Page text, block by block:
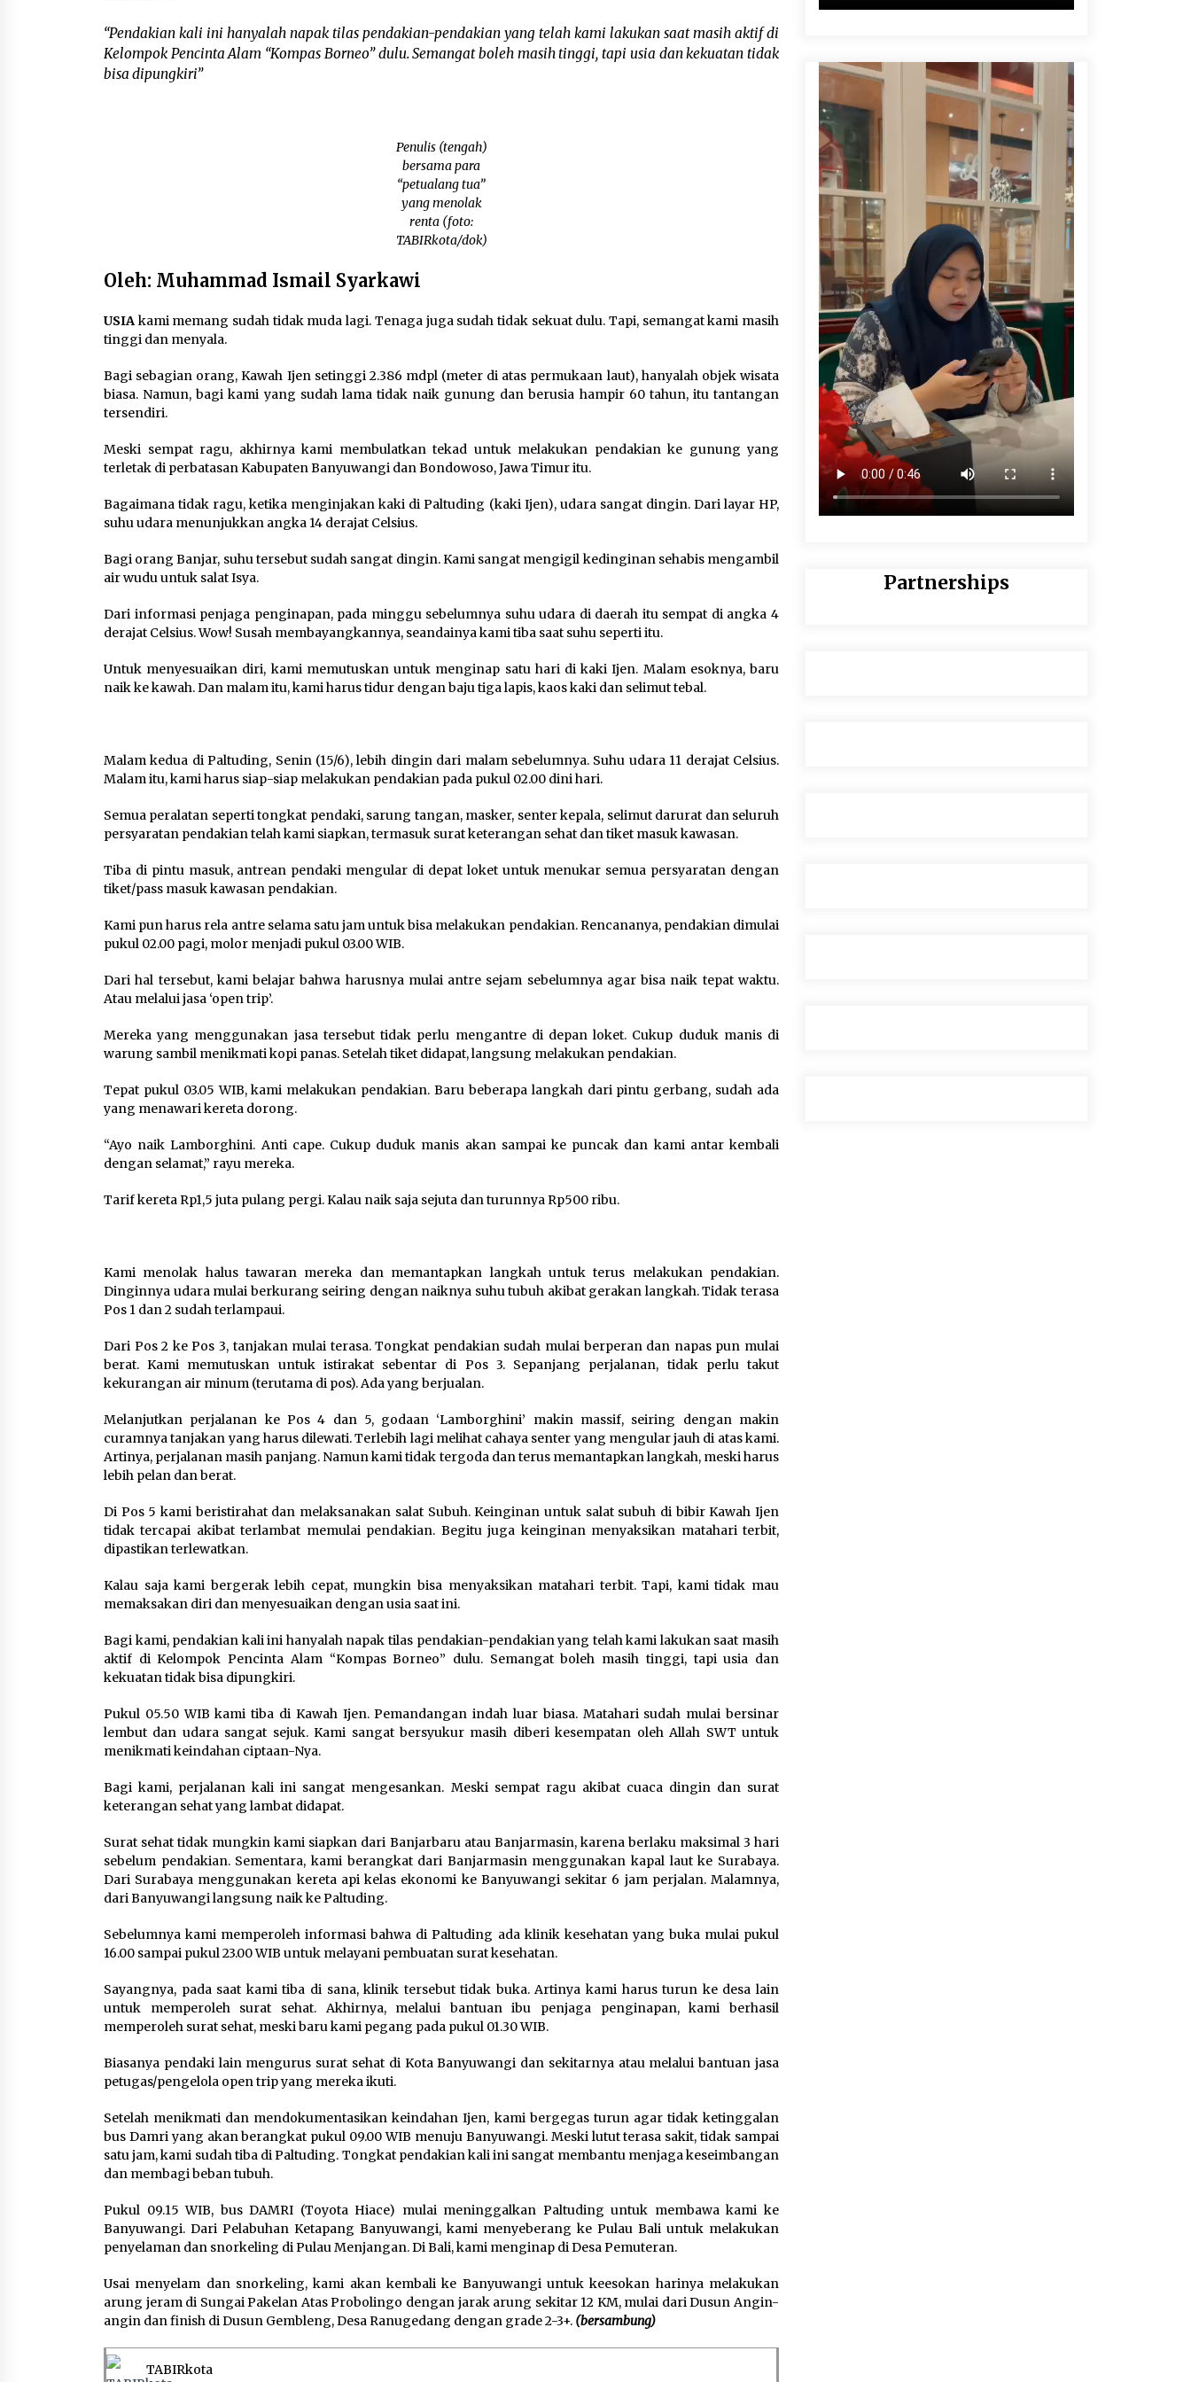
“Pendakian kali ini hanyalah napak tilas pendakian-pendakian yang telah kami lakukan saat masih aktif di
Kelompok Pencinta Alam “Kompas Borneo” dulu. Semangat boleh masih tinggi, tapi usia dan kekuatan tidak
bisa dipungkiri”
Penulis (tengah)
bersama para
“petualang tua”
yang menolak
renta (foto:
TABIRkota/dok)
Oleh: Muhammad Ismail Syarkawi
USIA kami memang sudah tidak muda lagi. Tenaga juga sudah tidak sekuat dulu. Tapi, semangat kami masih
tinggi dan menyala.
Bagi sebagian orang, Kawah Ijen setinggi 2.386 mdpl (meter di atas permukaan laut), hanyalah objek wisata
biasa. Namun, bagi kami yang sudah lama tidak naik gunung dan berusia hampir 60 tahun, itu tantangan
tersendiri.
Meski sempat ragu, akhirnya kami membulatkan tekad untuk melakukan pendakian ke gunung yang
terletak di perbatasan Kabupaten Banyuwangi dan Bondowoso, Jawa Timur itu.
Bagaimana tidak ragu, ketika menginjakan kaki di Paltuding (kaki Ijen), udara sangat dingin. Dari layar HP,
suhu udara menunjukkan angka 14 derajat Celsius.
Bagi orang Banjar, suhu tersebut sudah sangat dingin. Kami sangat mengigil kedinginan sehabis mengambil
air wudu untuk salat Isya.
Dari informasi penjaga penginapan, pada minggu sebelumnya suhu udara di daerah itu sempat di angka 4
derajat Celsius. Wow! Susah membayangkannya, seandainya kami tiba saat suhu seperti itu.
Untuk menyesuaikan diri, kami memutuskan untuk menginap satu hari di kaki Ijen. Malam esoknya, baru
naik ke kawah. Dan malam itu, kami harus tidur dengan baju tiga lapis, kaos kaki dan selimut tebal.
Malam kedua di Paltuding, Senin (15/6), lebih dingin dari malam sebelumnya. Suhu udara 11 derajat Celsius.
Malam itu, kami harus siap-siap melakukan pendakian pada pukul 02.00 dini hari.
Semua peralatan seperti tongkat pendaki, sarung tangan, masker, senter kepala, selimut darurat dan seluruh
persyaratan pendakian telah kami siapkan, termasuk surat keterangan sehat dan tiket masuk kawasan.
Tiba di pintu masuk, antrean pendaki mengular di depat loket untuk menukar semua persyaratan dengan
tiket/pass masuk kawasan pendakian.
Kami pun harus rela antre selama satu jam untuk bisa melakukan pendakian. Rencananya, pendakian dimulai
pukul 02.00 pagi, molor menjadi pukul 03.00 WIB.
Dari hal tersebut, kami belajar bahwa harusnya mulai antre sejam sebelumnya agar bisa naik tepat waktu.
Atau melalui jasa ‘open trip’.
Mereka yang menggunakan jasa tersebut tidak perlu mengantre di depan loket. Cukup duduk manis di
warung sambil menikmati kopi panas. Setelah tiket didapat, langsung melakukan pendakian.
Tepat pukul 03.05 WIB, kami melakukan pendakian. Baru beberapa langkah dari pintu gerbang, sudah ada
yang menawari kereta dorong.
“Ayo naik Lamborghini. Anti cape. Cukup duduk manis akan sampai ke puncak dan kami antar kembali
dengan selamat,” rayu mereka.
Tarif kereta Rp1,5 juta pulang pergi. Kalau naik saja sejuta dan turunnya Rp500 ribu.
Kami menolak halus tawaran mereka dan memantapkan langkah untuk terus melakukan pendakian.
Dinginnya udara mulai berkurang seiring dengan naiknya suhu tubuh akibat gerakan langkah. Tidak terasa
Pos 1 dan 2 sudah terlampaui.
Dari Pos 2 ke Pos 3, tanjakan mulai terasa. Tongkat pendakian sudah mulai berperan dan napas pun mulai
berat. Kami memutuskan untuk istirakat sebentar di Pos 3. Sepanjang perjalanan, tidak perlu takut
kekurangan air minum (terutama di pos). Ada yang berjualan.
Melanjutkan perjalanan ke Pos 4 dan 5, godaan ‘Lamborghini’ makin massif, seiring dengan makin
curamnya tanjakan yang harus dilewati. Terlebih lagi melihat cahaya senter yang mengular jauh di atas kami.
Artinya, perjalanan masih panjang. Namun kami tidak tergoda dan terus memantapkan langkah, meski harus
lebih pelan dan berat.
Di Pos 5 kami beristirahat dan melaksanakan salat Subuh. Keinginan untuk salat subuh di bibir Kawah Ijen
tidak tercapai akibat terlambat memulai pendakian. Begitu juga keinginan menyaksikan matahari terbit,
dipastikan terlewatkan.
Kalau saja kami bergerak lebih cepat, mungkin bisa menyaksikan matahari terbit. Tapi, kami tidak mau
memaksakan diri dan menyesuaikan dengan usia saat ini.
Bagi kami, pendakian kali ini hanyalah napak tilas pendakian-pendakian yang telah kami lakukan saat masih
aktif di Kelompok Pencinta Alam “Kompas Borneo” dulu. Semangat boleh masih tinggi, tapi usia dan
kekuatan tidak bisa dipungkiri.
Pukul 05.50 WIB kami tiba di Kawah Ijen. Pemandangan indah luar biasa. Matahari sudah mulai bersinar
lembut dan udara sangat sejuk. Kami sangat bersyukur masih diberi kesempatan oleh Allah SWT untuk
menikmati keindahan ciptaan-Nya.
Bagi kami, perjalanan kali ini sangat mengesankan. Meski sempat ragu akibat cuaca dingin dan surat
keterangan sehat yang lambat didapat.
Surat sehat tidak mungkin kami siapkan dari Banjarbaru atau Banjarmasin, karena berlaku maksimal 3 hari
sebelum pendakian. Sementara, kami berangkat dari Banjarmasin menggunakan kapal laut ke Surabaya.
Dari Surabaya menggunakan kereta api kelas ekonomi ke Banyuwangi sekitar 6 jam perjalan. Malamnya,
dari Banyuwangi langsung naik ke Paltuding.
Sebelumnya kami memperoleh informasi bahwa di Paltuding ada klinik kesehatan yang buka mulai pukul
16.00 sampai pukul 23.00 WIB untuk melayani pembuatan surat kesehatan.
Sayangnya, pada saat kami tiba di sana, klinik tersebut tidak buka. Artinya kami harus turun ke desa lain
untuk memperoleh surat sehat. Akhirnya, melalui bantuan ibu penjaga penginapan, kami berhasil
memperoleh surat sehat, meski baru kami pegang pada pukul 01.30 WIB.
Biasanya pendaki lain mengurus surat sehat di Kota Banyuwangi dan sekitarnya atau melalui bantuan jasa
petugas/pengelola open trip yang mereka ikuti.
Setelah menikmati dan mendokumentasikan keindahan Ijen, kami bergegas turun agar tidak ketinggalan
bus Damri yang akan berangkat pukul 09.00 WIB menuju Banyuwangi. Meski lutut terasa sakit, tidak sampai
satu jam, kami sudah tiba di Paltuding. Tongkat pendakian kali ini sangat membantu menjaga keseimbangan
dan membagi beban tubuh.
Pukul 09.15 WIB, bus DAMRI (Toyota Hiace) mulai meninggalkan Paltuding untuk membawa kami ke
Banyuwangi. Dari Pelabuhan Ketapang Banyuwangi, kami menyeberang ke Pulau Bali untuk melakukan
penyelaman dan snorkeling di Pulau Menjangan. Di Bali, kami menginap di Desa Pemuteran.
Usai menyelam dan snorkeling, kami akan kembali ke Banyuwangi untuk keesokan harinya melakukan
arung jeram di Sungai Pakelan Atas Probolingo dengan jarak arung sekitar 12 KM, mulai dari Dusun Angin-
angin dan finish di Dusun Gembleng, Desa Ranugedang dengan grade 2-3+. (bersambung)
TABIRkota
Partnerships